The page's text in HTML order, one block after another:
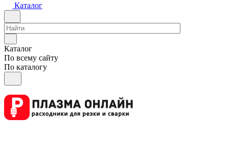
Каталог
Каталог
По всему сайту
По каталогу